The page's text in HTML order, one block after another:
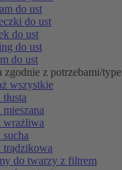
do ust
do ust
do ust
do ust
do ust
zgodnie z potrzebami/
wszystkie
mieszana
wrażliwa
sucha
trądzikowa
do twarzy z filtrem